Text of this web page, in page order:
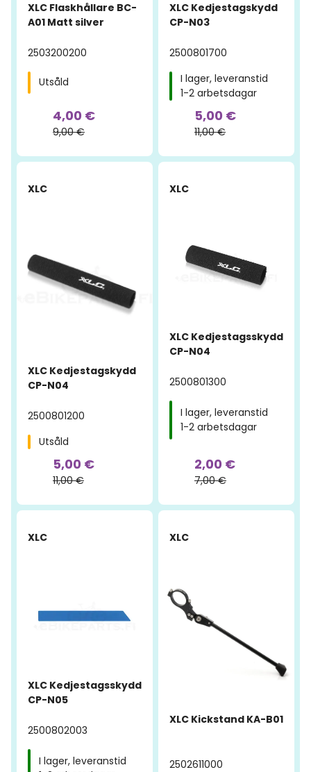
XLC Flaskhållare BC-
A01 Matt silver
2503200200
Utsåld
4,00 €
9,00 €
XLC Kedjestagskydd
CP-N03
2500801700
I lager, leveranstid
1-2 arbetsdagar
5,00 €
11,00 €
XLC
-55%
XLC Kedjestagskydd
CP-N04
2500801200
Utsåld
5,00 €
11,00 €
XLC
-71%
XLC Kedjestagsskydd
CP-N04
2500801300
I lager, leveranstid
1-2 arbetsdagar
2,00 €
7,00 €
XLC
-80%
XLC Kedjestagsskydd
CP-N05
2500802003
I lager, leveranstid
XLC
-59%
XLC Kickstand KA-B01
2502611000